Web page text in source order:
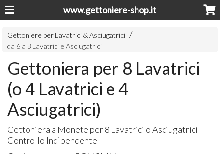
www.gettoniere-shop.it
Gettoniere per Lavatrici & Asciugatrici
da 6 a 8 Lavatrici e Asciugatrici
Gettoniera per 8 Lavatrici
(o 4 Lavatrici e 4
Asciugatrici)
Gettoniera a Monete per 8 Lavatrici o Asciugatrici –
Controllo Indipendente